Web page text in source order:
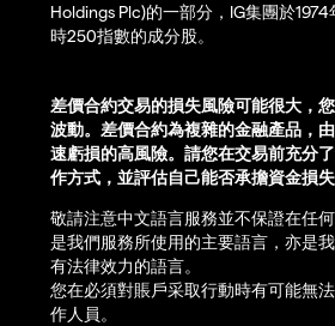
Holdings Plc)的一部分，IG集團於
時250指數的成分股。
差價合約交易的損失風險可能很大，
波動。差價合約為複雜的金融產品，
速虧損的高風險。請您在交易前充分
作方式，並評估自己能否承擔資金損失
敬請注意中文語言服務並不保證在任
是我們服務所使用的主要語言，亦是
有法律效力的語言。
您在必須對賬戶采取行動時有可能無
作人員。